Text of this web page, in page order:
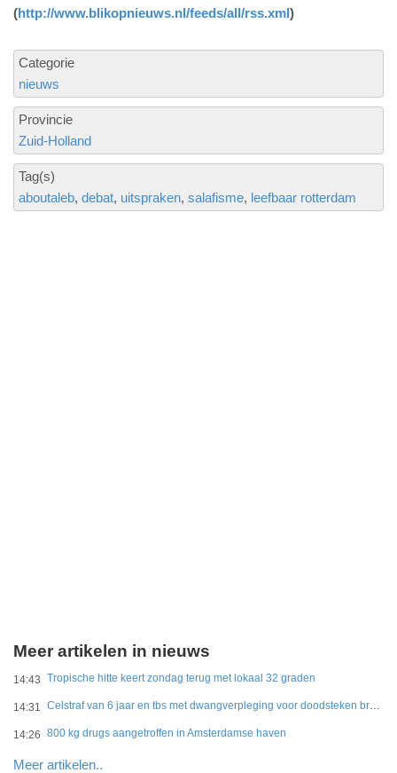
(http://www.blikopnieuws.nl/feeds/all/rss.xml)
Categorie
nieuws
Provincie
Zuid-Holland
Tag(s)
aboutaleb debat uitspraken salafisme leefbaar rotterdam
Meer artikelen in nieuws
14:43 Tropische hitte keert zondag terug met lokaal 32 graden
14:31 Celstraf van 6 jaar en tbs met dwangverpleging voor doodsteken broer in Gouda
14:26 800 kg drugs aangetroffen in Amsterdamse haven
Meer artikelen..